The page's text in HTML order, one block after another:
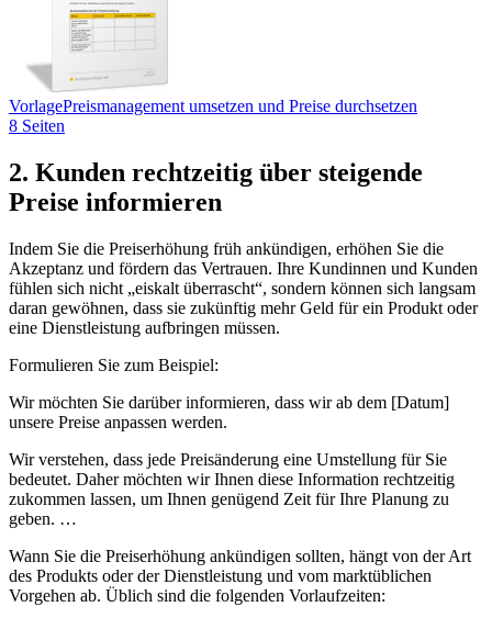
VorlagePreismanagement umsetzen und Preise durchsetzen
8 Seiten
2. Kunden rechtzeitig über steigende
Preise informieren
Indem Sie die Preiserhöhung früh ankündigen, erhöhen Sie die
Akzeptanz und fördern das Vertrauen. Ihre Kundinnen und Kunden
fühlen sich nicht „eiskalt überrascht“, sondern können sich langsam
daran gewöhnen, dass sie zukünftig mehr Geld für ein Produkt oder
eine Dienstleistung aufbringen müssen.
Formulieren Sie zum Beispiel:
Wir möchten Sie darüber informieren, dass wir ab dem [Datum]
unsere Preise anpassen werden.
Wir verstehen, dass jede Preisänderung eine Umstellung für Sie
bedeutet. Daher möchten wir Ihnen diese Information rechtzeitig
zukommen lassen, um Ihnen genügend Zeit für Ihre Planung zu
geben. …
Wann Sie die Preiserhöhung ankündigen sollten, hängt von der Art
des Produkts oder der Dienstleistung und vom marktüblichen
Vorgehen ab. Üblich sind die folgenden Vorlaufzeiten: